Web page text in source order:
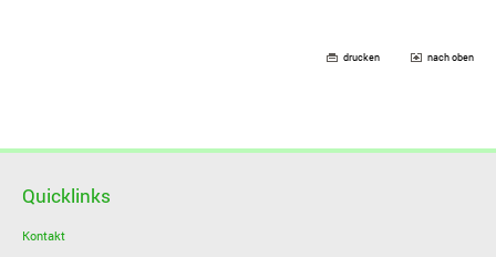
drucken nach oben
Quicklinks
Kontakt